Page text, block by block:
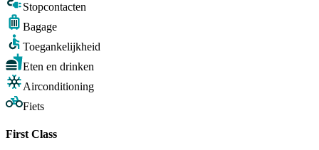
Stopcontacten
Bagage
Toegankelijkheid
Eten en drinken
Airconditioning
Fiets
First Class